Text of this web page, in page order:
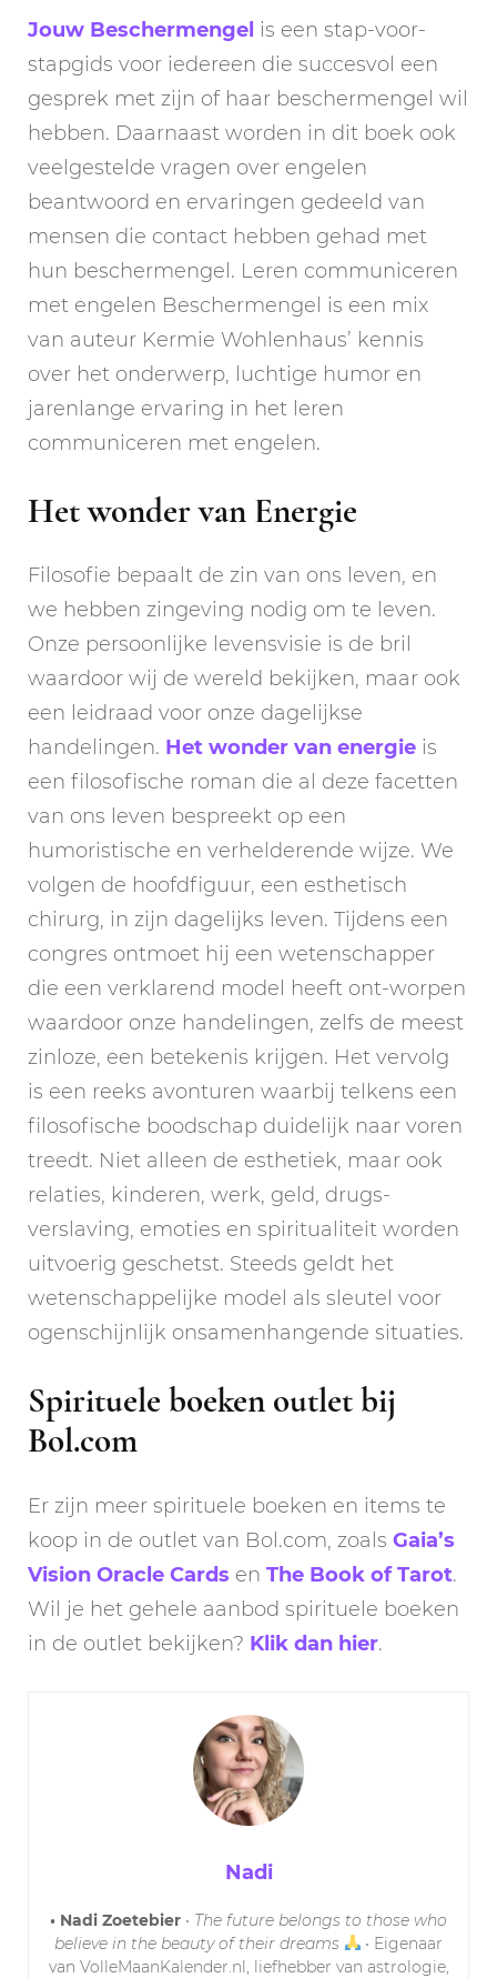
Jouw Beschermengel is een stap-voor-
stapgids voor iedereen die succesvol een
gesprek met zijn of haar beschermengel wil
hebben. Daarnaast worden in dit boek ook
veelgestelde vragen over engelen
beantwoord en ervaringen gedeeld van
mensen die contact hebben gehad met
hun beschermengel. Leren communiceren
met engelen Beschermengel is een mix
van auteur Kermie Wohlenhaus’ kennis
over het onderwerp, luchtige humor en
jarenlange ervaring in het leren
communiceren met engelen.
Het wonder van Energie
Filosofie bepaalt de zin van ons leven, en
we hebben zingeving nodig om te leven.
Onze persoonlijke levensvisie is de bril
waardoor wij de wereld bekijken, maar ook
een leidraad voor onze dagelijkse
handelingen. Het wonder van energie is
een filosofische roman die al deze facetten
van ons leven bespreekt op een
humoristische en verhelderende wijze. We
volgen de hoofdfiguur, een esthetisch
chirurg, in zijn dagelijks leven. Tijdens een
congres ontmoet hij een wetenschapper
die een verklarend model heeft ont-worpen
waardoor onze handelingen, zelfs de meest
zinloze, een betekenis krijgen. Het vervolg
is een reeks avonturen waarbij telkens een
filosofische boodschap duidelijk naar voren
treedt. Niet alleen de esthetiek, maar ook
relaties, kinderen, werk, geld, drugs-
verslaving, emoties en spiritualiteit worden
uitvoerig geschetst. Steeds geldt het
wetenschappelijke model als sleutel voor
ogenschijnlijk onsamenhangende situaties.
Spirituele boeken outlet bij
Bol.com
Er zijn meer spirituele boeken en items te
koop in de outlet van Bol.com, zoals Gaia’s
Vision Oracle Cards en The Book of Tarot.
Wil je het gehele aanbod spirituele boeken
in de outlet bekijken? Klik dan hier.
Nadi
• Nadi Zoetebier • The future belongs to those who
believe in the beauty of their dreams
• Eigenaar
van VolleMaanKalender.nl, liefhebber van astrologie,